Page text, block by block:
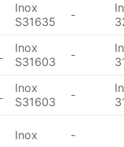
Inox
S31635
-
Inox
S31603
-
Inox
S31603
-
Inox -